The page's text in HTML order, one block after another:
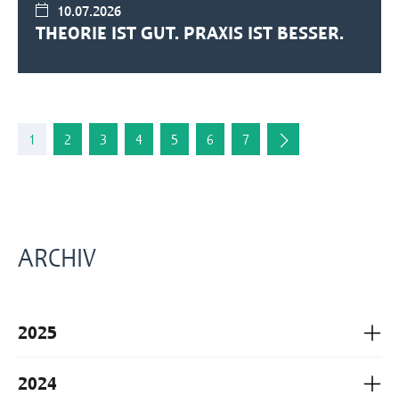
10.07.2026
THEORIE IST GUT. PRAXIS IST BESSER.
1 2 3 4 5 6 7
ARCHIV
2025
2024